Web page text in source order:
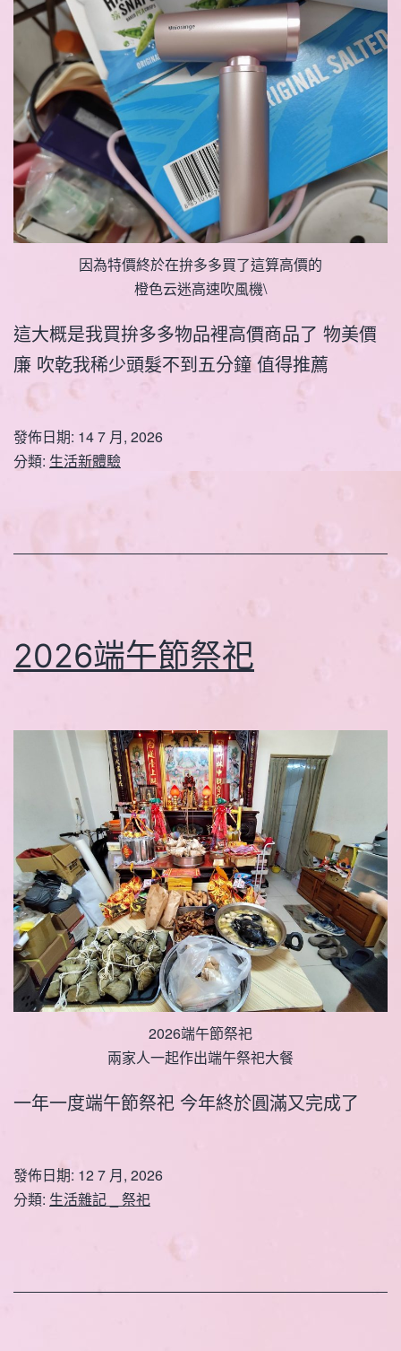
因為特價終於在拚多多買了這算高價的
橙色云迷高速吹風機\
這大概是我買拚多多物品裡高價商品了 物美價
廉 吹乾我稀少頭髮不到五分鐘 值得推薦
發佈日期: 14 7 月, 2026
分類: 生活新體驗
2026端午節祭祀
2026端午節祭祀
兩家人一起作出端午祭祀大餐
一年一度端午節祭祀 今年終於圓滿又完成了
發佈日期: 12 7 月, 2026
分類: 生活雜記 _ 祭祀